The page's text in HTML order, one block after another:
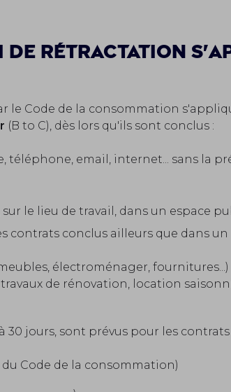
de rétractation
le Code de la consommation
(B to C), dès lors qu'ils sont conclus :
téléphone, email, internet... sans la
sur le lieu de travail, dans un espace
contrats conclus ailleurs que dans un
électroménager, fournitures...)
de rénovation, location
30 jours, sont prévus pour les contrats
du Code de la consommation)